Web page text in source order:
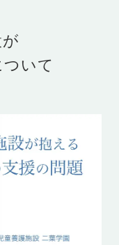
いて